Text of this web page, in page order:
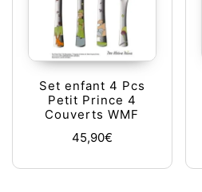
Set enfant 4 Pcs
Petit Prince 4
Couverts WMF
45,90€